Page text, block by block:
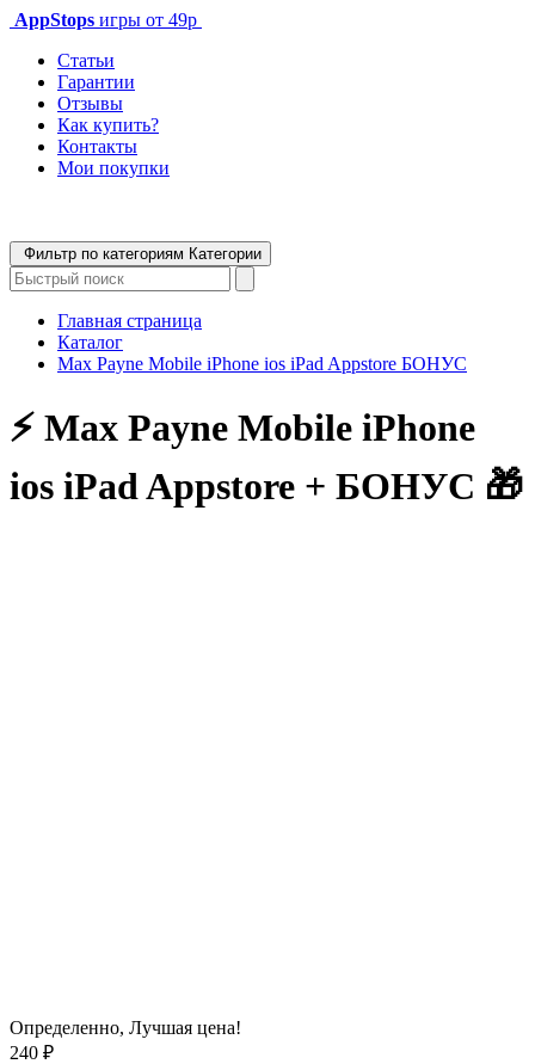
AppStops игры от 49р
Статьи
Гарантии
Отзывы
Как купить?
Контакты
Мои покупки
Фильтр по категориям Категории
Главная страница
Каталог
Max Payne Mobile iPhone ios iPad Appstore БОНУС
⚡️ Max Payne Mobile iPhone
ios iPad Appstore + БОНУС 🎁
Определенно, Лучшая цена!
240 ₽